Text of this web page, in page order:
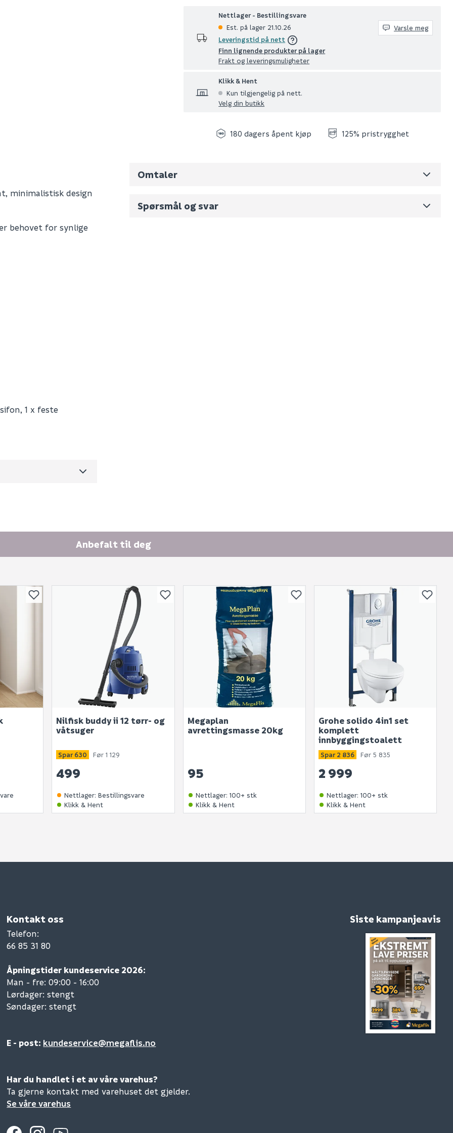
Nettlager - Bestillingsvare
Est. på lager 21.10.26
Leveringstid på nett
Finn lignende produkter på lager
Frakt og leveringsmuligheter
Varsle meg
Klikk & Hent
Kun tilgjengelig på nett.
Velg din butikk
180 dagers åpent kjøp 125% pristrygghet
minimalistisk design
behovet for synlige
1 x festeK16013GK
per salgsforpakning)
Omtaler
Spørsmål og svar
Anbefalt til deg
Nilfisk buddy ii 12 tørr- og
våtsuger
499
Spar 630 Før 1 129
Nettlager:Bestillingsvare
Klikk & Hent
Megaplan
avrettingsmasse 20kg
95
Nettlager: 100+ stk
Klikk & Hent
Grohe solido 4in1 set
komplett
innbyggingstoalett
2 999
Spar 2 836 Før 5 835
Nettlager: 100+ stk
Klikk & Hent
Kontakt oss
Telefon:
66 85 31 80
Åpningstider kundeservice 2026:
Man - fre: 09:00 - 16:00
Lørdager: stengt
Søndager: stengt
E - post: kundeservice@megaflis.no
Har du handlet i et av våre varehus?
Ta gjerne kontakt med varehuset det gjelder.
Se våre varehus
Siste kampanjeavis